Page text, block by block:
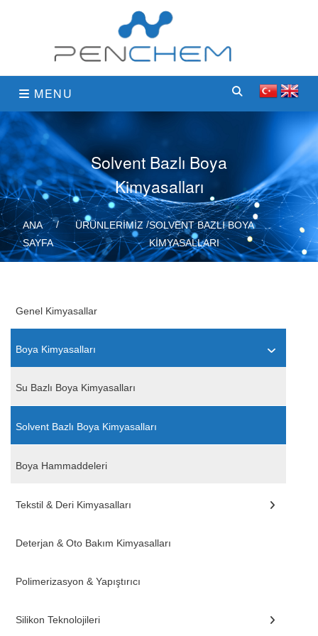
MENU
Solvent Bazlı Boya
Kimyasalları
ANA
SAYFA
ÜRÜNLERİMİZ SOLVENT BAZLI BOYA
KIMYASALLARI
Genel Kimyasallar
Boya Kimyasalları
Su Bazlı Boya Kimyasalları
Solvent Bazlı Boya Kimyasalları
Boya Hammaddeleri
Tekstil & Deri Kimyasalları
Deterjan & Oto Bakım Kimyasalları
Polimerizasyon & Yapıştırıcı
Silikon Teknolojileri